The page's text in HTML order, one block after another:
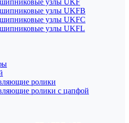
узлы UKF
узлы UKFB
узлы UKFC
узлы UKFL
ролики
ролики с цапфой